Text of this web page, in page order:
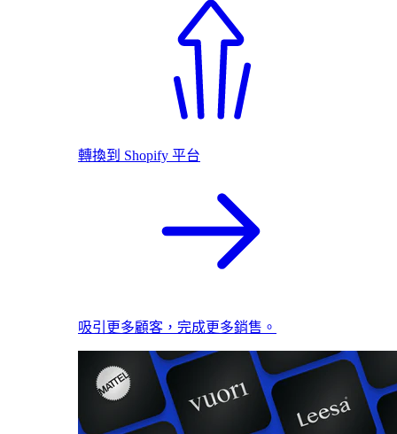
轉換到 Shopify 平台
吸引更多顧客，完成更多銷售。